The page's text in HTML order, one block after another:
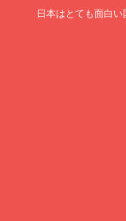
日本はとても面白